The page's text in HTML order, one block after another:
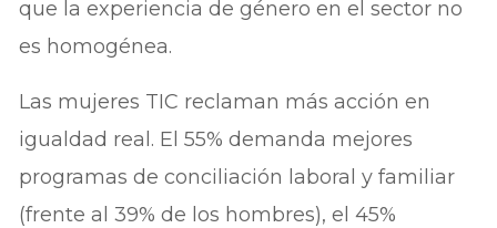
que la experiencia de género en el sector no
es homogénea.
Las mujeres TIC reclaman más acción en
igualdad real. El 55% demanda mejores
programas de conciliación laboral y familiar
(frente al 39% de los hombres), el 45%